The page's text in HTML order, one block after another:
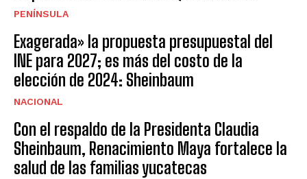
PENÍNSULA
Exagerada» la propuesta presupuestal del
INE para 2027; es más del costo de la
elección de 2024: Sheinbaum
NACIONAL
Con el respaldo de la Presidenta Claudia
Sheinbaum, Renacimiento Maya fortalece la
salud de las familias yucatecas